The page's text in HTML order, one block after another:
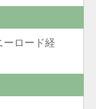
ーロード経